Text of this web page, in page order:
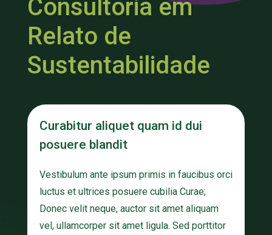
Consultoria em
Relato de
Sustentabilidade
Curabitur aliquet quam id dui
posuere blandit
Vestibulum ante ipsum primis in faucibus orci
luctus et ultrices posuere cubilia Curae;
Donec velit neque, auctor sit amet aliquam
vel, ullamcorper sit amet ligula. Sed porttitor